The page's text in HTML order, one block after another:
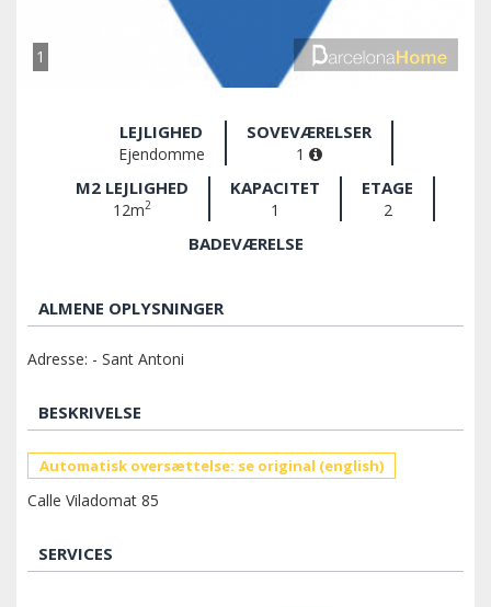
1
LEJLIGHED
Ejendomme
SOVEVÆRELSER
1
M2 LEJLIGHED
12m2
KAPACITET
1
ETAGE
2
BADEVÆRELSE
ALMENE OPLYSNINGER
Adresse: - Sant Antoni
BESKRIVELSE
Automatisk oversættelse: se original (english)
Calle Viladomat 85
SERVICES